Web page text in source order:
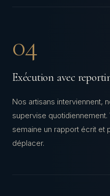
04
Exécution avec
Nos artisans interviennent,
supervise
semaine un rapport écrit
déplacer.